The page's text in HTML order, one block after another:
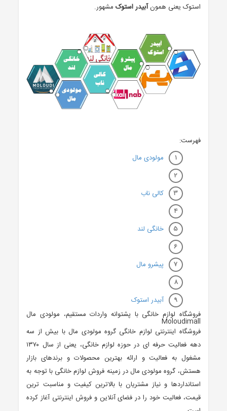
استوک یعنی همونآبیدر استوک مشهور.
فهرست:
مولودی مال
کالی ناب
خانگی لند
پیشرو مال
آبیدر استوک
فروشگاه لوازم خانگی با پشتوانه واردات مستقیم، مولودی مال
Moloudimall
فروشگاه اینترنتی لوازم خانگی گروه مولودی مال با بیش از سه
دهه فعالیت حرفه ای در حوزه لوازم خانگی، یعنی از سال ۱۳۷۰
مشغول به فعالیت و ارائه بهترین محصولات و برندهای بازار
هستش، گروه مولودی مال در زمینه فروش لوازم خانگی با توجه به
استانداردها و نیاز مشتریان با بالاترین کیفیت و مناسبت ترین
قیمت، فعالیت خود را در فضای آنلاین و فروش اینترنتی آغاز کرده